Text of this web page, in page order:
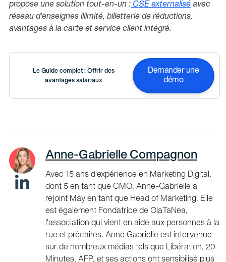
propose une solution tout-en-un : CSE externalisé avec
réseau d'enseignes illimité, billetterie de réductions,
avantages à la carte et service client intégré.
Le Guide complet : Offrir des
avantages salariaux
Demander une
démo
Anne-Gabrielle Compagnon
Avec 15 ans d'expérience en Marketing Digital,
dont 5 en tant que CMO, Anne-Gabrielle a
rejoint May en tant que Head of Marketing. Elle
est également Fondatrice de OlaTaNea,
l'association qui vient en aide aux personnes à la
rue et précaires. Anne Gabrielle est intervenue
sur de nombreux médias tels que Libération, 20
Minutes, AFP, et ses actions ont sensibilisé plus